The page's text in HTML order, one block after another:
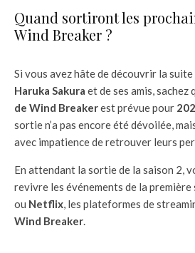
Quand sortiront les
Wind Breaker ?
Si vous avez hâte de découvrir la
Haruka Sakura et de ses amis, sachez
de Wind Breakerest prévue pour
sortie n’a pas encore été dévoilée,
avec impatience de retrouver leurs
En attendant la sortie de la saison 2,
revivre les événements de la première
ou Netflix, les plateformes de
Wind Breaker.